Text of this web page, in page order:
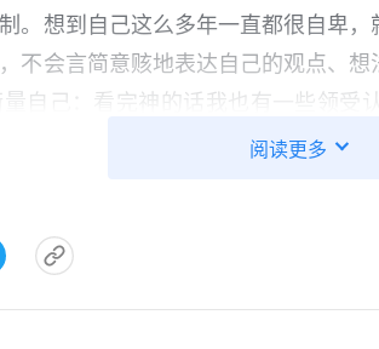
。想到自己这么多年一直都很自卑
不会言简意赅地表达自己的观点、
自己：看完神的话我也有一些领受
就；业务上的问题我也能解决一些
也经常跟进组里弟兄姊妹的工作进
也能听明白，我对尽好组长的本分
阅读更多